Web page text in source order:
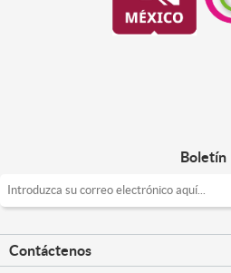
Boletín
Contáctenos